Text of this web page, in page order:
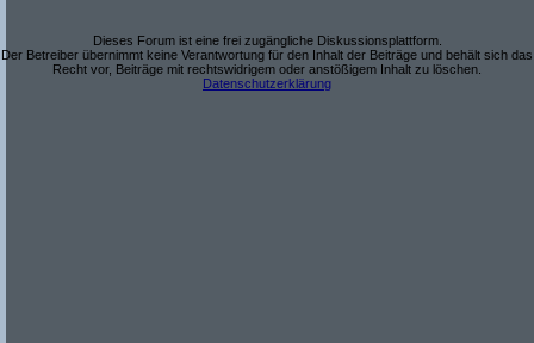
Dieses Forum ist eine frei zugängliche Diskussionsplattform.
Der Betreiber übernimmt keine Verantwortung für den Inhalt der Beiträge und behält sich das
Recht vor, Beiträge mit rechtswidrigem oder anstößigem Inhalt zu löschen.
Datenschutzerklärung